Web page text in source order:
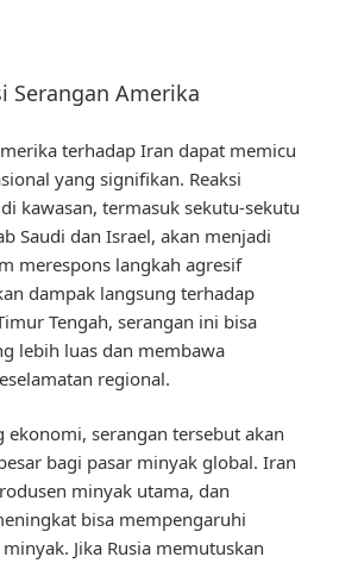
Serangan Amerika
terhadap Iran dapat memicu
yang signifikan. Reaksi
kawasan, termasuk sekutu-sekutu
Saudi dan Israel, akan menjadi
merespons langkah agresif
dampak langsung terhadap
Tengah, serangan ini bisa
lebih luas dan membawa
regional.
ekonomi, serangan tersebut akan
bagi pasar minyak global. Iran
minyak utama, dan
bisa mempengaruhi
Jika Rusia memutuskan